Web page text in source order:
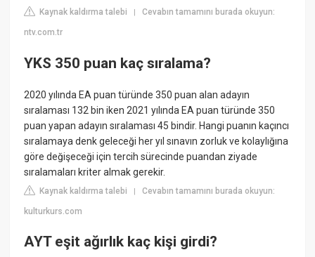
Kaynak kaldırma talebi |Cevabın tamamını burada okuyun:
ntv.com.tr
YKS 350 puan kaç sıralama?
2020 yılında EA puan türünde 350 puan alan adayın
sıralaması 132 bin iken 2021 yılında EA puan türünde 350
puan yapan adayın sıralaması 45 bindir. Hangi puanın kaçıncı
sıralamaya denk geleceği her yıl sınavın zorluk ve kolaylığına
göre değişeceği için tercih sürecinde puandan ziyade
sıralamaları kriter almak gerekir.
Kaynak kaldırma talebi |Cevabın tamamını burada okuyun:
kulturkurs.com
AYT eşit ağırlık kaç kişi girdi?